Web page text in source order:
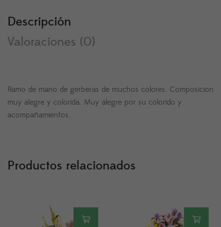
Descripción
Valoraciones (0)
Ramo de mano de gerberas de muchos colores. Composicion
muy alegre y colorida. Muy alegre por su colorido y
acompañamientos.
Productos relacionados